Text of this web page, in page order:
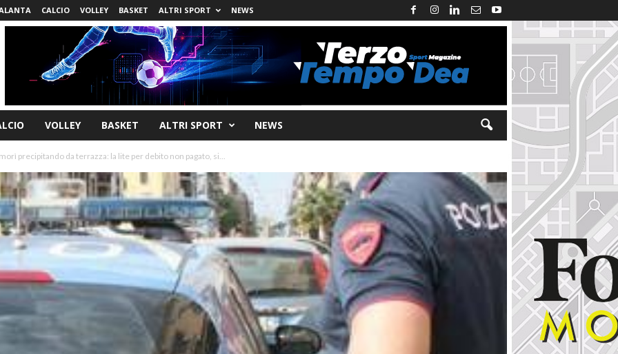
CALCIO VOLLEY BASKET ALTRI SPORT NEWS
VOLLEY BASKET ALTRI SPORT NEWS
precipitando da terrazza: la lite per debito non pagato, si...